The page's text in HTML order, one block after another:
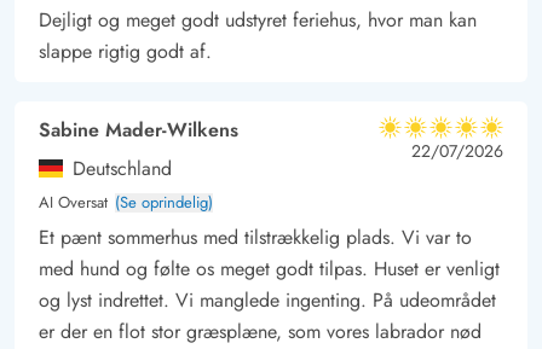
genopleves og dagens mindeværdige øjeblikke deles i det
hyggelige selskab.
Bork Havn er et ideelt ferieområde for familier og
vandsportsentusiaster. Her kan I deltage i kurser inden for
windsurfing og kitesurfing, takket være de perfekte vind- og
vandforhold. Den korte afstand på 900 meter fra sommerhuset
til stranden gør det nemt at komme ud på bølgerne og nyde
vandsportens glæder.
Området er også kendt for sin charmerende lille havn, hvor I
Dejligt og meget godt udstyret feriehus, hvor man kan
slappe rigtig godt af.
Sabine Mader-Wilkens
Deutschland
AI Oversat (Se oprindelig)
5 ud af 5
5 ud af 5
5 out of 5
22/07/2026
Et pænt sommerhus med tilstrækkelig plads. Vi var to
med hund og følte os meget godt tilpas. Huset er venligt
og lyst indrettet. Vi manglede ingenting. På udeområdet
er der en flot stor græsplæne, som vores labrador nød